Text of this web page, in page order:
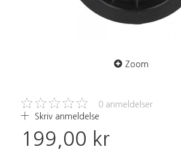
Zoom
0 anmeldelser
Skriv anmeldelse
199,00 kr